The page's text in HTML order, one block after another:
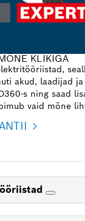
KLIKIGA
akud, laadijad
s ning saad
vaid mõne